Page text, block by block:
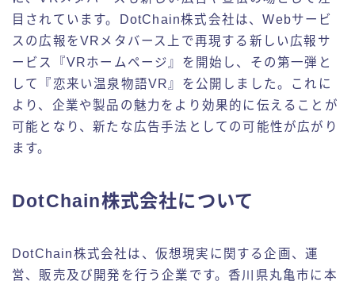
目されています。DotChain株式会社は、Webサービ
スの広報をVRメタバース上で再現する新しい広報サ
ービス『VRホームページ』を開始し、その第一弾と
して『恋来い温泉物語VR』を公開しました。これに
より、企業や製品の魅力をより効果的に伝えることが
可能となり、新たな広告手法としての可能性が広がり
ます。
DotChain株式会社について
DotChain株式会社は、仮想現実に関する企画、運
営、販売及び開発を行う企業です。香川県丸亀市に本